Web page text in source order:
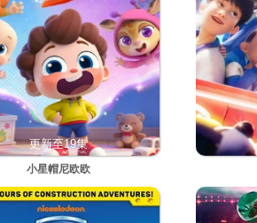
更新至19集
小星帽尼欧欧